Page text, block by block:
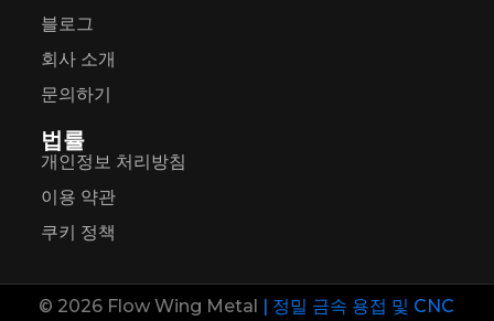
블로그
회사 소개
문의하기
법률
개인정보 처리방침
이용 약관
쿠키 정책
© 2026 Flow Wing Metal | 정밀 금속 용접 및 CNC